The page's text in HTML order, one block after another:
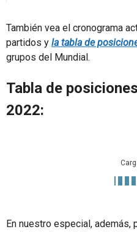
También vea el cronograma
partidos y la tabla de
grupos del Mundial.
Tabla de
2022:
En nuestro especial, además,